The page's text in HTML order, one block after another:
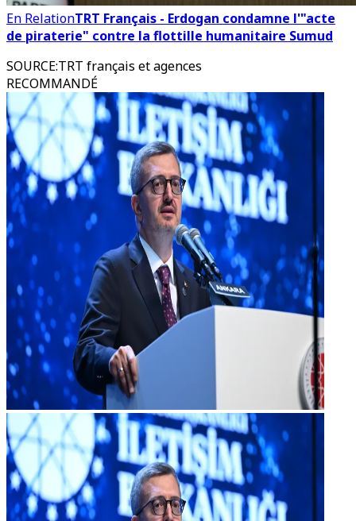
En RelationTRT Français - Erdogan condamne l'"acte
de piraterie" contre la flottille humanitaire Sumud
SOURCE:TRT français et agences
RECOMMANDÉ